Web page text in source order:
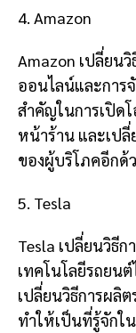
4. Amazon
Amazon เปลี่ยน
ออนไลน์และการ
สำคัญในการเปิด
หน้าร้าน และเป
ของผู้บริโภคอีกด้
5. Tesla
Tesla เปลี่ยนวิธี
เทคโนโลยีรถยน
เปลี่ยนวิธีการผลิ
ทำให้เป็นที่รู้จักใ